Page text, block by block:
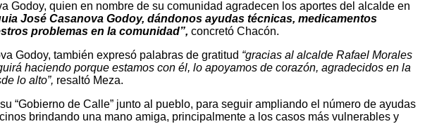
quien en nombre de su comunidad agradecen los aportes del alcalde en
José Casanova Godoy, dándonos ayudas técnicas, medicamentos
problemas en la comunidad”, concretó Chacón.
Godoy, también expresó palabras de gratitud “gracias al alcalde Rafael Morales
haciendo porque estamos con él, lo apoyamos de corazón, agradecidos en la
lo alto”, resaltó Meza.
“Gobierno de Calle” junto al pueblo, para seguir ampliando el número de ayudas
brindando una mano amiga, principalmente a los casos más vulnerables y